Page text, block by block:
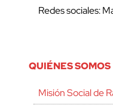
Redes sociales:
QUIÉNES SOMOS
Misión Social de